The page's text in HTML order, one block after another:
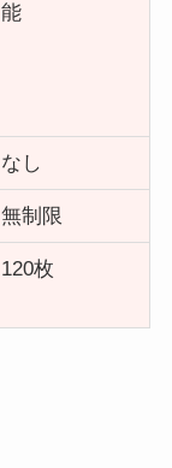
能
なし
無制限
120枚